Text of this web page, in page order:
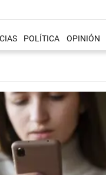
POLÍTICA OPINIÓN